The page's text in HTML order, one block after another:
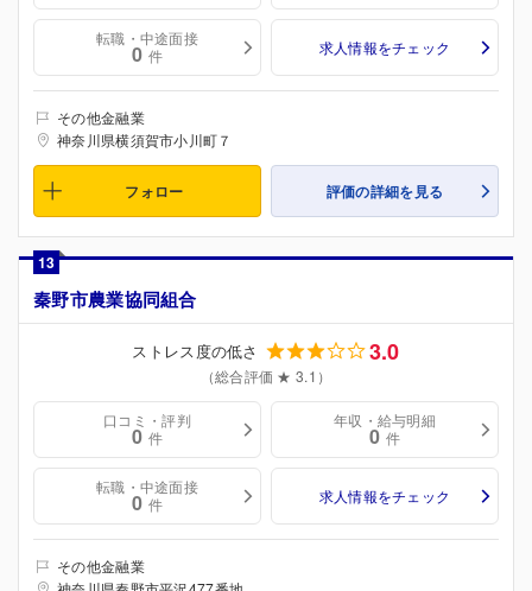
転職・中途面接
0 件 求人情報をチェック
その他金融業
神奈川県横須賀市小川町７
フォロー 評価の詳細を見る
13
秦野市農業協同組合
ストレス度の低さ 3.0
（総合評価 ★ 3.1）
口コミ・評判
0 件
年収・給与明細
0 件
転職・中途面接
0 件 求人情報をチェック
その他金融業